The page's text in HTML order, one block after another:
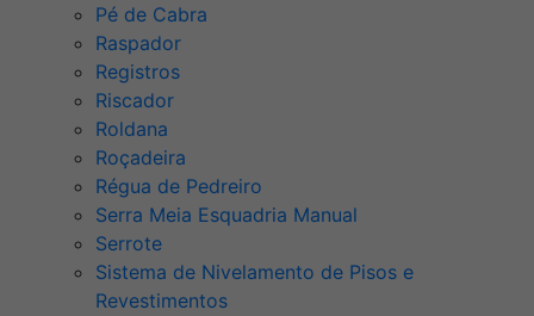
Pé de Cabra
Raspador
Registros
Riscador
Roldana
Roçadeira
Régua de Pedreiro
Serra Meia Esquadria Manual
Serrote
Sistema de Nivelamento de Pisos e
Revestimentos